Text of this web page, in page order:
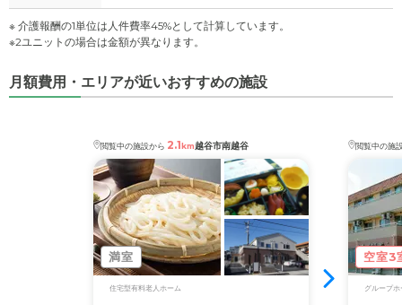
※ 介護報酬の1単位は人件費率45%として計算しています。
※2ユニットの場合は金額が異なります。
月額費用・エリアが近いおすすめの施設
閲覧中の施設から 2.1km越谷市南越谷
満室
住宅型有料老人ホーム
閲覧中の施
空室3
グループホ